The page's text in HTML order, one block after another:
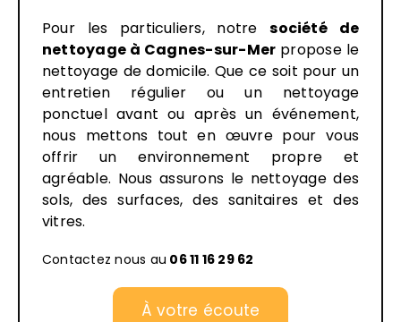
Pour les particuliers, notresociété de
nettoyage à Cagnes-sur-Mer propose le
nettoyage de domicile. Que ce soit pour un
entretien régulier ou un nettoyage
ponctuel avant ou après un événement,
nous mettons tout en œuvre pour vous
offrir un environnement propre et
agréable. Nous assurons le nettoyage des
sols, des surfaces, des sanitaires et des
vitres.
Contactez nous au 06 11 16 29 62
À votre écoute